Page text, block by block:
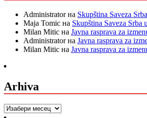
Administratorна Skupština Saveza
Maja Tomic на Skupština Saveza Srba
Milan Mitic на Javna rasprava za
Administratorна Javna rasprava za
Milan Mitic на Javna rasprava za
Arhiva
Arhiva